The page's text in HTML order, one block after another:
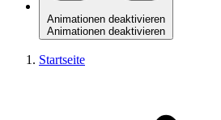
Animationen deaktivieren
Animationen deaktivieren
Startseite